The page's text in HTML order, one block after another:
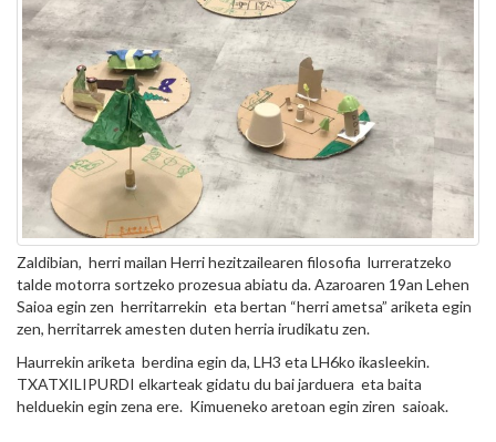
Zaldibian, herri mailan Herri hezitzailearen filosofia lurreratzeko
talde motorra sortzeko prozesua abiatu da. Azaroaren 19an Lehen
Saioa egin zen herritarrekin eta bertan “herri ametsa” ariketa egin
zen, herritarrek amesten duten herria irudikatu zen.
Haurrekin ariketa berdina egin da, LH3 eta LH6ko ikasleekin.
TXATXILIPURDI elkarteak gidatu du bai jarduera eta baita
helduekin egin zena ere. Kimueneko aretoan egin ziren saioak.